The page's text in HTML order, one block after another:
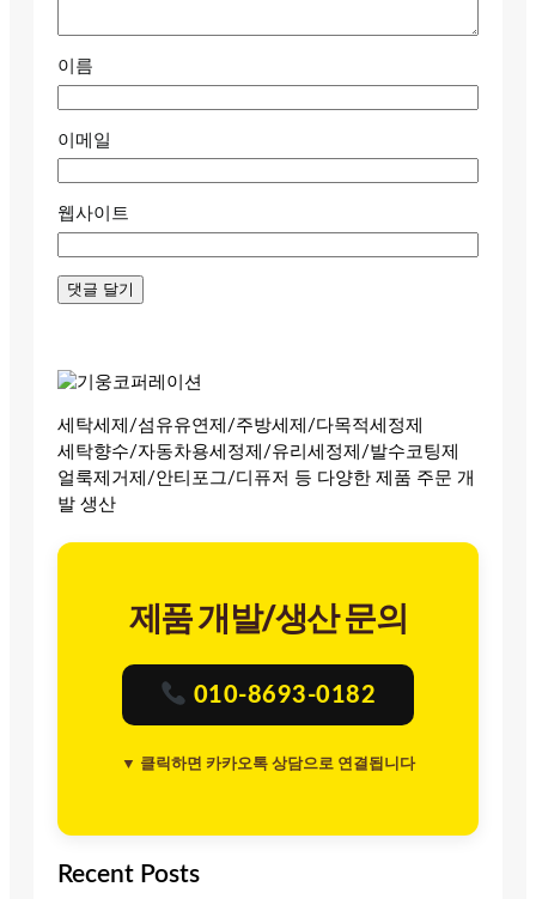
이름
이메일
웹사이트
세탁세제/섬유유연제/주방세제/다목적세정제
세탁향수/자동차용세정제/유리세정제/발수코팅제
얼룩제거제/안티포그/디퓨저 등 다양한 제품 주문 개
발 생산
제품 개발/생산 문의
010-8693-0182
▼ 클릭하면 카카오톡 상담으로 연결됩니다
Recent Posts